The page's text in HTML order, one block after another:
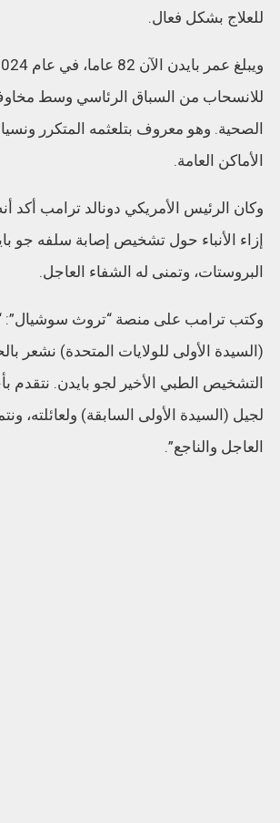
للعلاج بشكل فعال.
للانسحاب من السباق الرئاسي وسط
الصحية. وهو معروف بتلعثمه المتكرر
الأماكن العامة.
وكان الرئيس الأمريكي دونالد ترامب أكد
إزاء الأنباء حول تشخيص إصابة سلفه جو
البروستات، وتمنى له الشفاء العاجل.
وكتب ترامب على منصة “تروث سوشيال”:
(السيدة الأولى للولايات المتحدة) نشعر
التشخيص الطبي الأخير لجو بايدن. نتقدم
لجيل (السيدة الأولى السابقة) ولعائلته،
العاجل والناجع”.